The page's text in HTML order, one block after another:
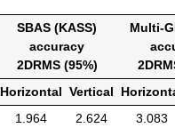
SBAS (KASS)
accuracy
2DRMS (95%)
Multi-
Horizontal Vertical
1.964 2.624
3.083